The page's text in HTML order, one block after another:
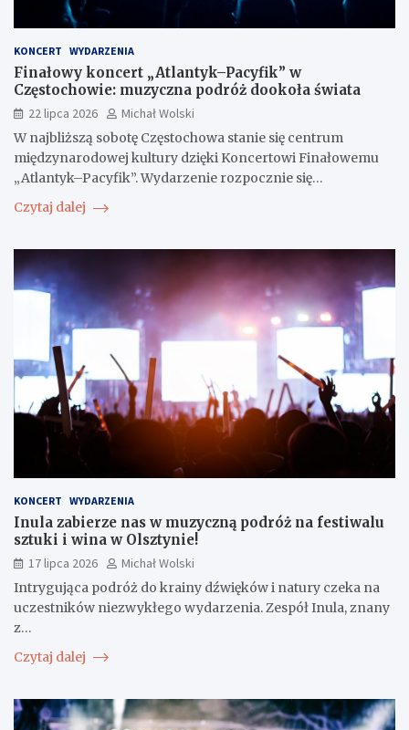
KONCERT WYDARZENIA
Finałowy koncert „Atlantyk–Pacyfik” w
Częstochowie: muzyczna podróż dookoła świata
22 lipca 2026
Michał Wolski
W najbliższą sobotę Częstochowa stanie się centrum
międzynarodowej kultury dzięki Koncertowi Finałowemu
„Atlantyk–Pacyfik”. Wydarzenie rozpocznie się…
Czytaj dalej
KONCERT WYDARZENIA
Inula zabierze nas w muzyczną podróż na festiwalu
sztuki i wina w Olsztynie!
17 lipca 2026
Michał Wolski
Intrygująca podróż do krainy dźwięków i natury czeka na
uczestników niezwykłego wydarzenia. Zespół Inula, znany
z…
Czytaj dalej